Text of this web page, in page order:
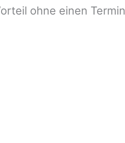
ohne einen Termin